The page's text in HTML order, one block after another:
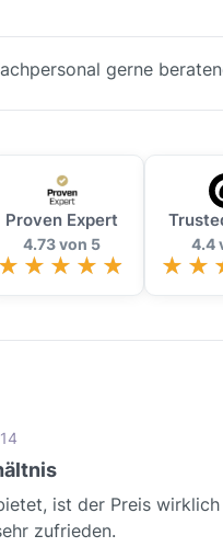
gerne
Proven Expert
4.73 von 5 4.4
5 von 5 Sternen
ist der Preis
zufrieden.